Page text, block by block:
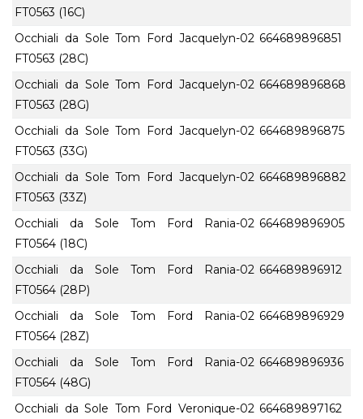
FT0563 (16C)
Occhiali da Sole Tom Ford Jacquelyn-02
FT0563 (28C)
664689896851
Occhiali da Sole Tom Ford Jacquelyn-02
FT0563 (28G)
664689896868
Occhiali da Sole Tom Ford Jacquelyn-02
FT0563 (33G)
664689896875
Occhiali da Sole Tom Ford Jacquelyn-02
FT0563 (33Z)
664689896882
Occhiali da Sole Tom Ford Rania-02
FT0564 (18C)
664689896905
Occhiali da Sole Tom Ford Rania-02
FT0564 (28P)
664689896912
Occhiali da Sole Tom Ford Rania-02
FT0564 (28Z)
664689896929
Occhiali da Sole Tom Ford Rania-02
FT0564 (48G)
664689896936
Occhiali da Sole Tom Ford Veronique-02 664689897162